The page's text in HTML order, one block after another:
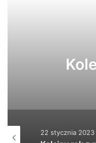
22 stycznia 2023